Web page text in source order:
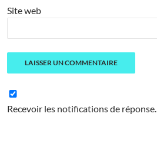
Site web
Recevoir les notifications de réponse.